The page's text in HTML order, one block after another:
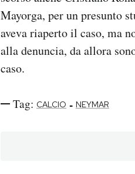
Mayorga, per un presunto
aveva riaperto il caso, ma
alla denuncia, da allora
caso.
Tag: CALCIO - NEYMAR